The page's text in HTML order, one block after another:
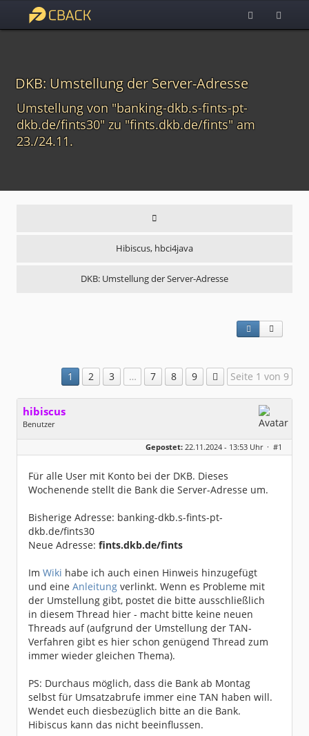
DKB: Umstellung der Server-Adresse
Umstellung von "banking-dkb.s-fints-pt-
dkb.de/fints30" zu "fints.dkb.de/fints" am
23./24.11.
Hibiscus, hbci4java
DKB: Umstellung der Server-Adresse
1 2 3 … 7 8 9 Seite 1 von 9
hibiscus
Benutzer
Geschlecht:
keine Angabe
Homepage:
willuhn.de/
Dabei seit:
03 / 2005
Gepostet: 22.11.2024 - 13:53 Uhr · #1
Für alle User mit Konto bei der DKB. Dieses
Wochenende stellt die Bank die Server-Adresse um.
Bisherige Adresse: banking-dkb.s-fints-pt-
dkb.de/fints30
Neue Adresse: fints.dkb.de/fints
Im Wiki habe ich auch einen Hinweis hinzugefügt
und eine Anleitung verlinkt. Wenn es Probleme mit
der Umstellung gibt, postet die bitte ausschließlich
in diesem Thread hier - macht bitte keine neuen
Threads auf (aufgrund der Umstellung der TAN-
Verfahren gibt es hier schon genügend Thread zum
immer wieder gleichen Thema).
PS: Durchaus möglich, dass die Bank ab Montag
selbst für Umsatzabrufe immer eine TAN haben will.
Wendet euch diesbezüglich bitte an die Bank.
Hibiscus kann das nicht beeinflussen.